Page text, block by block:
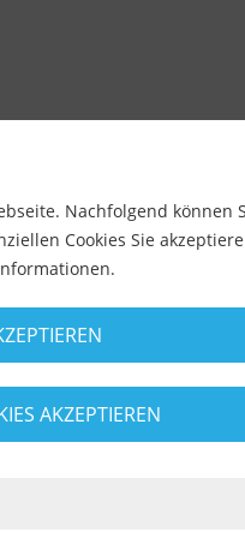
als Zementestrich oder
bei. Die
Nachfolgend können
Cookies Sie
AKZEPTIEREN